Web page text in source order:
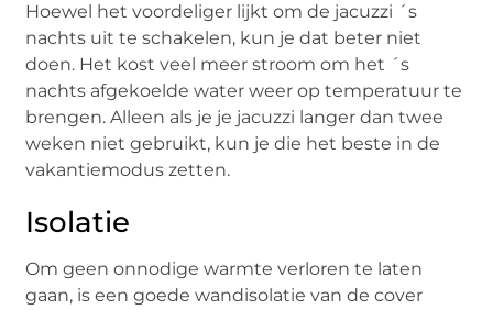
Hoewel het voordeliger lijkt om de jacuzzi ´s
nachts uit te schakelen, kun je dat beter niet
doen. Het kost veel meer stroom om het ´s
nachts afgekoelde water weer op temperatuur te
brengen. Alleen als je je jacuzzi langer dan twee
weken niet gebruikt, kun je die het beste in de
vakantiemodus zetten.
Isolatie
Om geen onnodige warmte verloren te laten
gaan, is een goede wandisolatie van de cover